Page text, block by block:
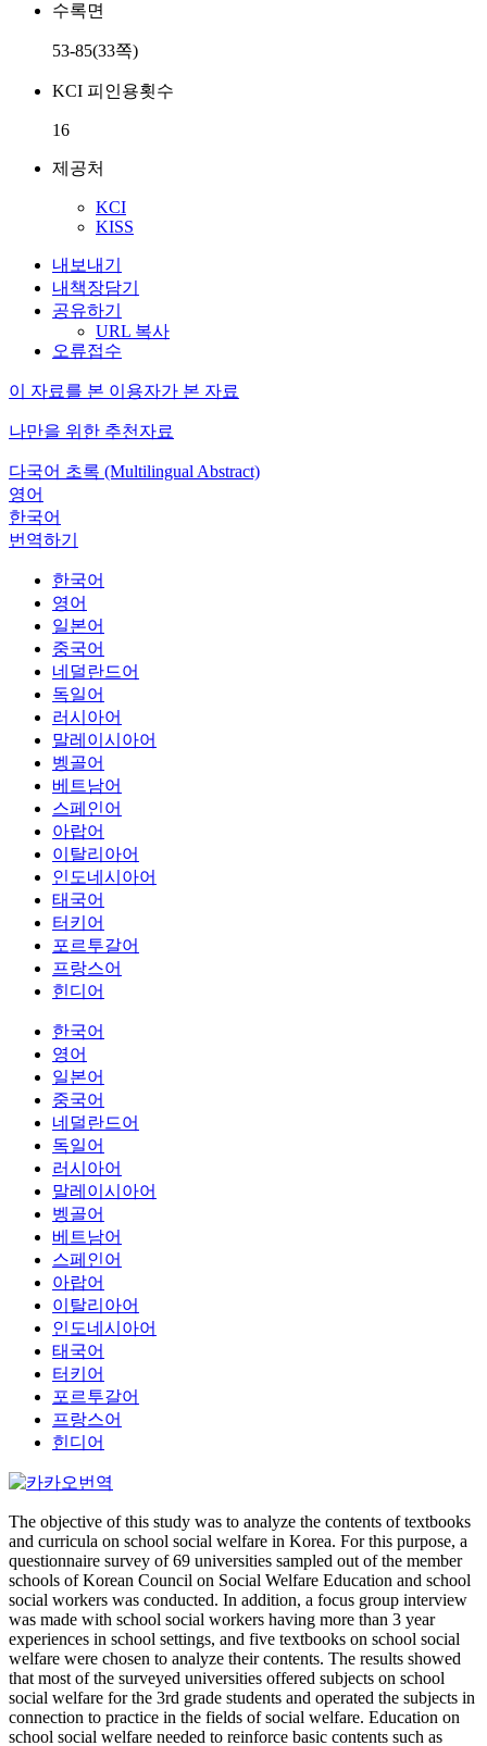
수록면
53-85(33쪽)
KCI 피인용횟수
16
제공처
KCI
KISS
내보내기
내책장담기
공유하기
URL 복사
오류접수
이 자료를 본 이용자가 본 자료
나만을 위한 추천자료
다국어 초록 (Multilingual Abstract)
영어
한국어
번역하기
한국어
영어
일본어
중국어
네덜란드어
독일어
러시아어
말레이시아어
벵골어
베트남어
스페인어
아랍어
이탈리아어
인도네시아어
태국어
터키어
포르투갈어
프랑스어
힌디어
한국어
영어
일본어
중국어
네덜란드어
독일어
러시아어
말레이시아어
벵골어
베트남어
스페인어
아랍어
이탈리아어
인도네시아어
태국어
터키어
포르투갈어
프랑스어
힌디어
The objective of this study was to analyze the contents of textbooks
and curricula on school social welfare in Korea. For this purpose, a
questionnaire survey of 69 universities sampled out of the member
schools of Korean Council on Social Welfare Education and school
social workers was conducted. In addition, a focus group interview
was made with school social workers having more than 3 year
experiences in school settings, and five textbooks on school social
welfare were chosen to analyze their contents. The results showed
that most of the surveyed universities offered subjects on school
social welfare for the 3rd grade students and operated the subjects in
connection to practice in the fields of social welfare. Education on
school social welfare needed to reinforce basic contents such as